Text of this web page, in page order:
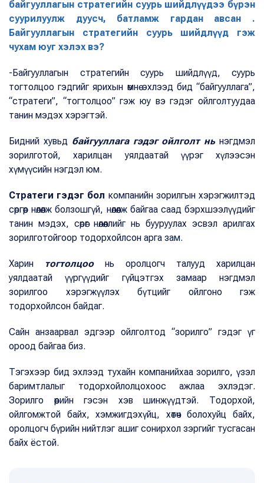
байгууллагын стратегийн суурь шийдлүүдээ бүрэн
суурилуулж дуусч, батламж гардан авсан .
Байгууллагын стратегийн суурь шийдлүүд гэж
чухам юуг хэлэх вэ?
-Байгууллагын стратегийн суурь шийдлүүд, суурь
тогтолцоо гэдгийг ярихын өмнө эхлээд бид “байгууллага”,
“стратеги”, “тогтолцоо” гэж юу вэ гэдэг ойлголтуудаа
танин мэдэх хэрэгтэй.
Бидний хувьд байгууллага гэдэг ойлголт ньнэгдмэл
зорилготой, харилцан уялдаатай үүрэг хүлээсэн
хүмүүсийн нэгдэл юм.
Стратеги гэдэг бол компанийн зорилгын хэрэгжилтэд
сөргөөр нөлөөлж болзошгүй, нөлөөлж байгаа саад бэрхшээлүүдийг
танин мэдэх, сөрөг нөлөөллийг нь бууруулах эсвэл арилгах
зорилготойгоор тодорхойлсон арга зам.
Харин тогтолцоонь оролцогч талууд харилцан
уялдаатай үүргүүдийг гүйцэтгэх замаар нэгдмэл
зорилгоо хэрэгжүүлэх бүтцийг ойлгоно гэж
тодорхойлсон байдаг.
Сайн анзаарвал эдгээр ойлголтод “зорилго” гэдэг үг
ороод байгаа биз.
Тэгэхээр бид эхлээд тухайн компанийхаа зорилго, үзэл
баримтлалыг тодорхойлолцохоос ажлаа эхлэдэг.
Зорилго өөрийн гэсэн хэв шинжүүдтэй. Тодорхой,
ойлгомжтой байх, хэмжигдэхүйц, хөтөч болохуйц байх,
оролцогч бүрийн нийтлэг ашиг сонирхол зэргийг тусгасан
байх ёстой.